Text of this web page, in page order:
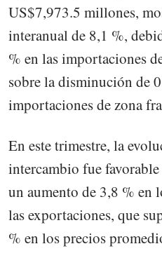
US$7,973.5 millones,
interanual de 8,1 %,
% en las importaciones
sobre la disminución de
importaciones de zona
En este trimestre, la
intercambio fue
un aumento de 3,8 % en
las exportaciones, que
% en los precios